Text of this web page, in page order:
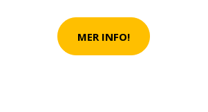
MER INFO!